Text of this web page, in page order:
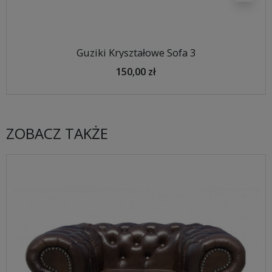
Guziki Kryształowe Sofa 3
150,00 zł
ZOBACZ TAKŻE